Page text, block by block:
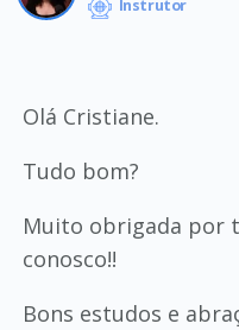
Instrutor
Olá Cristiane.
Tudo bom?
Muito obrigada por
conosco!!
Bons estudos e